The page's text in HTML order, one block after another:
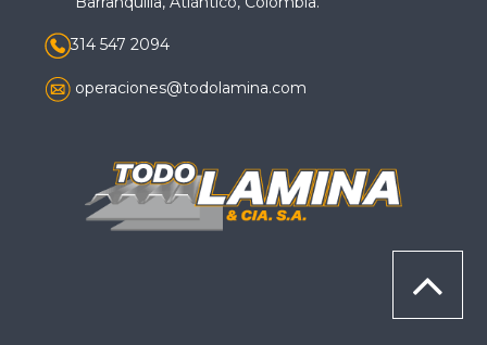
314 547 2094
operaciones@todolamina.com